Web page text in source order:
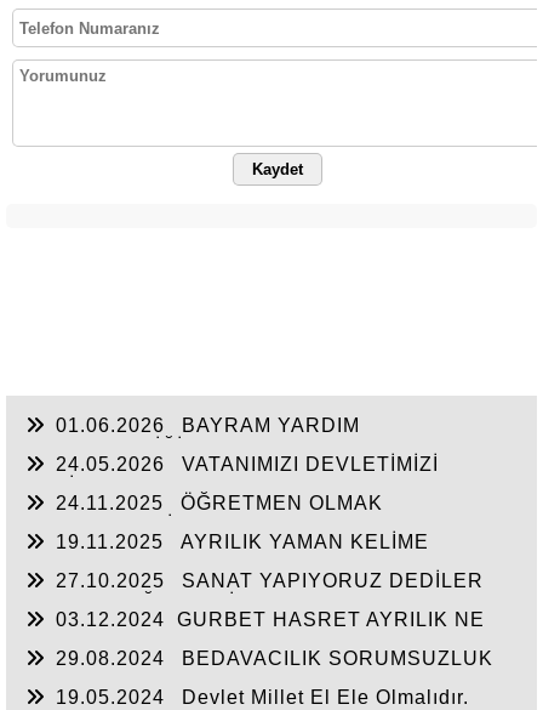
Kaydet
01.06.2026
BAYRAM YARDIM
24.05.2026
VATANIMIZI DEVLETİMİZİ
24.11.2025
ÖĞRETMEN OLMAK
19.11.2025
AYRILIK YAMAN KELİME
27.10.2025
SANAT YAPIYORUZ DEDİLER
03.12.2024
​GURBET HASRET AYRILIK NE
29.08.2024
BEDAVACILIK SORUMSUZLUK
19.05.2024
Devlet Millet El Ele Olmalıdır.